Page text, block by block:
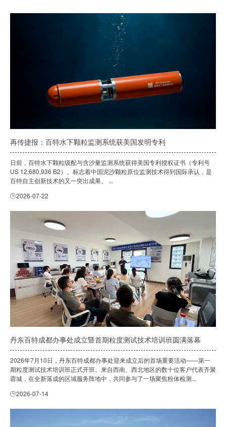
再传捷报：百特水下颗粒监测系统获美国发明专利
日前，百特水下颗粒级配与含沙量监测系统获得美国专利授权证书（专利号
US 12,680,936 B2）。标志着中国泥沙颗粒原位监测技术得到国际承认，是
百特自主创新技术的又一突出成果。 ...
2026-07-22
丹东百特成都办事处成立暨首期粒度测试技术培训班圆满落幕
2026年7月10日，丹东百特成都办事处迎来成立后的首场重要活动——第一
期粒度测试技术培训班正式开班。来自西南、西北地区的数十位客户代表齐聚
蓉城，在全新落成的区域服务阵地中，共同参与了一场聚焦粉体检测...
2026-07-14